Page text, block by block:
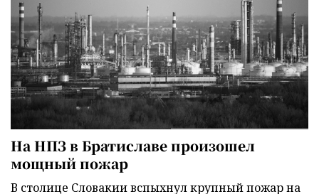
На НПЗ в Братиславе произошел
мощный пожар
В столице Словакии вспыхнул крупный пожар на